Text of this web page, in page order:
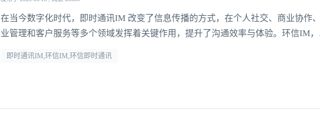
在当今数字化时代，即时通讯IM 改变了信息传播的方式，在个人社交、商业协作
业管理和客户服务等多个领域发挥着关键作用，提升了沟通效率与体验。环信IM，
即时通讯IM,环信IM,环信即时通讯